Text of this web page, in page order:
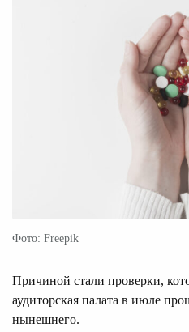
Фото: Freepik
Причиной стали проверки,
аудиторская палата в июле
нынешнего.